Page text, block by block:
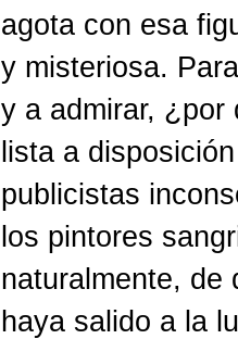
agota con esa
y misteriosa.
y a admirar, ¿por
lista a
publicistas
los pintores
naturalmente, de
haya salido a la